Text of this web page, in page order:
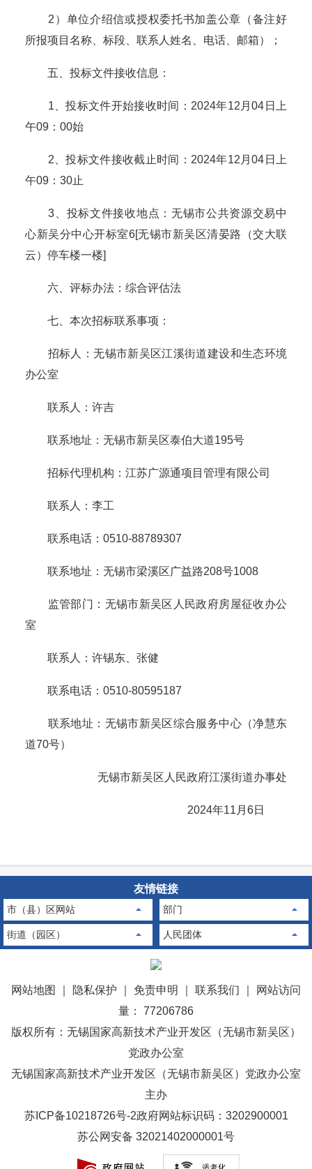
2）单位介绍信或授权委托书加盖公章（备注好
所报项目名称、标段、联系人姓名、电话、邮箱）；
五、投标文件接收信息：
1、投标文件开始接收时间：2024年12月04日上
午09：00始
2、投标文件接收截止时间：2024年12月04日上
午09：30止
3、投标文件接收地点：无锡市公共资源交易中
心新吴分中心开标室6[无锡市新吴区清晏路（交大联
云）停车楼一楼]
六、评标办法：综合评估法
七、本次招标联系事项：
招标人：无锡市新吴区江溪街道建设和生态环境
办公室
联系人：许吉
联系地址：无锡市新吴区泰伯大道195号
招标代理机构：江苏广源通项目管理有限公司
联系人：李工
联系电话：0510-88789307
联系地址：无锡市梁溪区广益路208号1008
监管部门：无锡市新吴区人民政府房屋征收办公
室
联系人：许锡东、张健
联系电话：0510-80595187
联系地址：无锡市新吴区综合服务中心（净慧东
道70号）
无锡市新吴区人民政府江溪街道办事处
2024年11月6日
友情链接
市（县）区网站 部门
街道（园区） 人民团体
网站地图 隐私保护 免责申明 联系我们
网站访问
量： 77206786
版权所有：无锡国家高新技术产业开发区（无锡市新吴区）
党政办公室
无锡国家高新技术产业开发区（无锡市新吴区）党政办公室
主办
苏ICP备10218726号-2政府网站标识码：3202900001
苏公网安备 32021402000001号